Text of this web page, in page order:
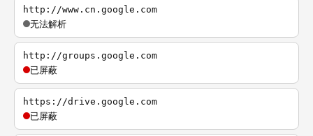
http://www.cn.google.com
无法解析
http://groups.google.com
已屏蔽
https://drive.google.com
已屏蔽